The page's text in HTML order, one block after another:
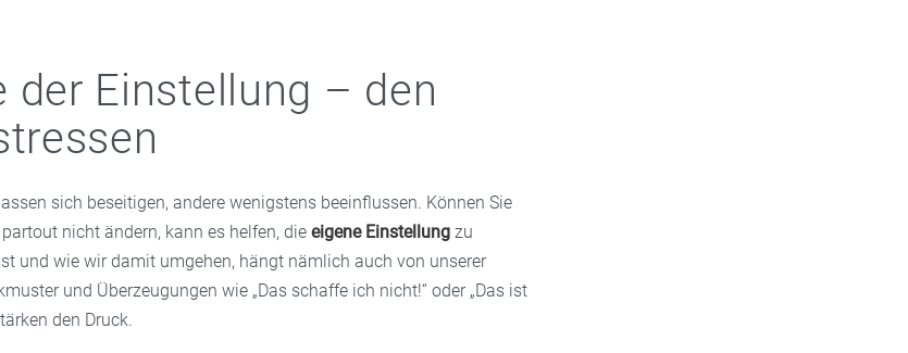
der Einstellung – den
sich beseitigen, andere wenigstens beeinflussen. Können Sie
nicht ändern, kann es helfen, die eigene Einstellungzu
und wie wir damit umgehen, hängt nämlich auch von unserer
und Überzeugungen wie „Das schaffe ich nicht!“ oder „Das ist
den Druck.